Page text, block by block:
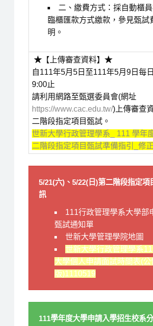
二、繳費方式：採自動櫃
臨櫃匯款方式繳款，參見甄試
明。
★【上傳審查資料】 ★
自111年5月5日至111年5月9日每
9:00止
請利用網路至甄選委員會(網址
https://www.cac.edu.tw/)上傳審查
二階段指定項目甄試。
世新大學行政管理學系_ 111 學年
二階段指定項目甄試準備指引_修
5/21(六)、5/22(日)第二階段指定項
訊
111行政管理學系大學部
甄試通知單
世新大學管理學院地圖
世新大學行政管理學系
大學個人申請面試時間表(公
版)1110519
111學年度大學申請入學招生校系